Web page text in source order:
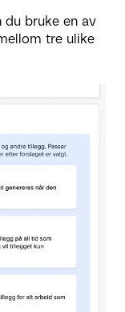
du bruke en av
tre ulike